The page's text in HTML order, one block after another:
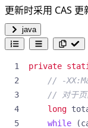
更新时采用 CAS 更
java
private
// -
// 对于页
long
while
(